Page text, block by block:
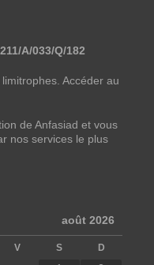
A/033/Q/182
Accéder au
de Anfasiad et vous
nos services le plus
août 2026
V S D